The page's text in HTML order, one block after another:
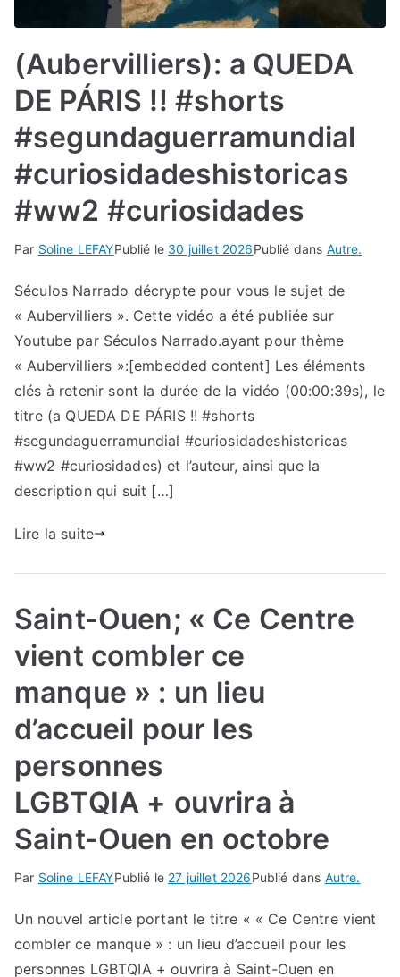
(Aubervilliers): a QUEDA
DE PÁRIS !! #shorts
#segundaguerramundial
#curiosidadeshistoricas
#ww2 #curiosidades
Par Soline LEFAYPublié le 30 juillet 2026Publié dans Autre.
Séculos Narrado décrypte pour vous le sujet de
« Aubervilliers ». Cette vidéo a été publiée sur
Youtube par Séculos Narrado.ayant pour thème
« Aubervilliers »:[embedded content] Les éléments
clés à retenir sont la durée de la vidéo (00:00:39s), le
titre (a QUEDA DE PÁRIS !! #shorts
#segundaguerramundial #curiosidadeshistoricas
#ww2 #curiosidades) et l’auteur, ainsi que la
description qui suit […]
Lire la suite
Saint-Ouen; « Ce Centre
vient combler ce
manque » : un lieu
d’accueil pour les
personnes
LGBTQIA + ouvrira à
Saint-Ouen en octobre
Par Soline LEFAYPublié le 27 juillet 2026Publié dans Autre.
Un nouvel article portant le titre « « Ce Centre vient
combler ce manque » : un lieu d’accueil pour les
personnes LGBTQIA + ouvrira à Saint-Ouen en